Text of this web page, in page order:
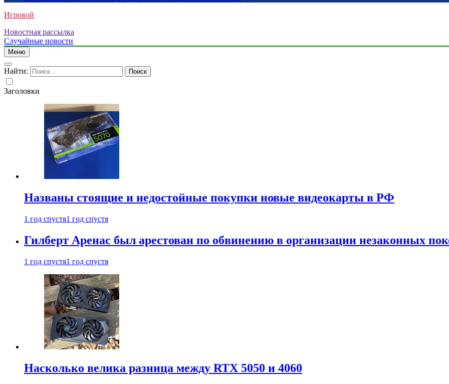
Игровой
Новостная рассылка
Случайные новости
Меню
Найти:
Заголовки
Названы стоящие и недостойные покупки новые видеокарты в РФ
1 год спустя1 год спустя
Гилберт Аренас был арестован по обвинению в организации незаконных
1 год спустя1 год спустя
Насколько велика разница между RTX 5050 и 4060